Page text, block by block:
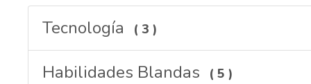
Tecnología ( 3 )
Habilidades Blandas ( 5 )